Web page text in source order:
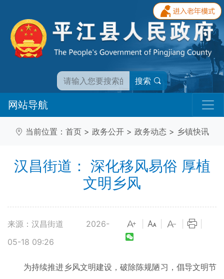
搜索
网站导航
当前位置： 首页 > 政务公开 > 政务动态 > 乡镇快讯
汉昌街道： 深化移风易俗 厚植
文明乡风
来源：汉昌街道
2026-
05-18 09:26
为持续推进乡风文明建设，破除陈规陋习，倡导文明节